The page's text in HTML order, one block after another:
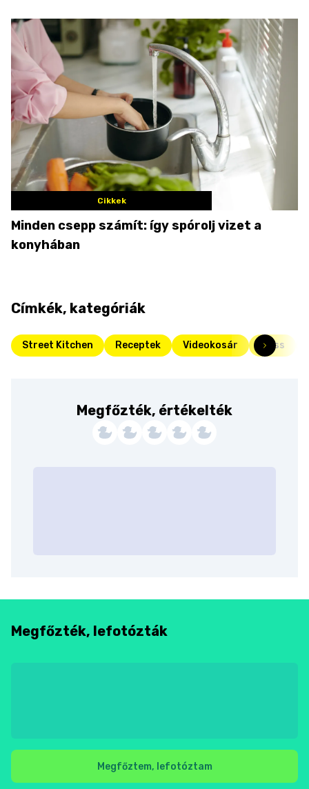
Cikkek
Minden csepp számít: így spórolj vizet a
konyhában
Címkék, kategóriák
Street Kitchen Receptek Videokosár Friss
Megfőzték, értékelték
Megfőzték, lefotózták
Megfőztem, lefotóztam